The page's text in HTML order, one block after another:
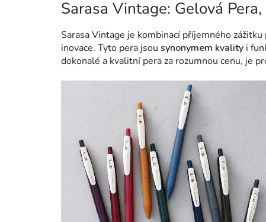
Sarasa Vintage: Gelová
Sarasa Vintage je kombinací příjemného
inovace. Tyto pera jsou synonymem kvality i
dokonalé a kvalitní pera za rozumnou cenu, je